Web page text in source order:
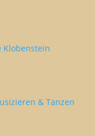
Klobenstein
& Tanzen